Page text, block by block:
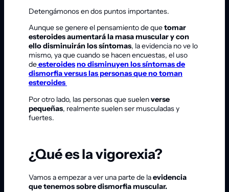
Detengámonos en dos puntos importantes.
Aunque se genere el pensamiento de quetomar
esteroides aumentará la masa muscular y con
ello disminuirán los síntomas, la evidencia no ve lo
mismo, ya que cuando se hacen encuestas, el uso
deesteroidesno disminuyen los síntomas de
dismorfia versus las personas que no toman
esteroides
Por otro lado, las personas que suelenverse
pequeñas, realmente suelen ser musculadas y
fuertes.
¿Qué es la vigorexia?
Vamos a empezar a ver una parte de laevidencia
que tenemos sobre dismorfia muscular.